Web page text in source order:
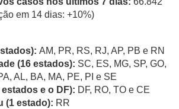
em 14 dias: +10%)
AM, PR, RS, RJ, AP, PB e RN
(16 estados): SC, ES, MG, SP, GO,
AL, BA, MA, PE, PI e SE
estados e o DF): DF, RO, TO e CE
(1 estado): RR